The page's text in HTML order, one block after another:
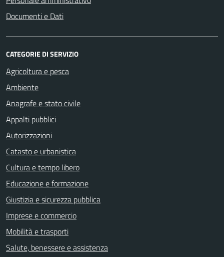
Documenti e Dati
CATEGORIE DI SERVIZIO
Agricoltura e pesca
Ambiente
Anagrafe e stato civile
Appalti pubblici
Autorizzazioni
Catasto e urbanistica
Cultura e tempo libero
Educazione e formazione
Giustizia e sicurezza pubblica
Imprese e commercio
Mobilità e trasporti
Salute, benessere e assistenza